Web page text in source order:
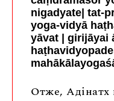
nigadyate| tat-
yoga-vidyā
yāvat | girijāyai
Отже, Адінатх